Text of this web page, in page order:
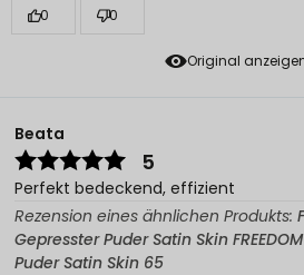
Original
0 0
Beata
5
Perfekt bedeckend, effizient
Rezension eines ähnlichen Produkts:
Gepresster Puder Satin Skin
Puder Satin Skin 65